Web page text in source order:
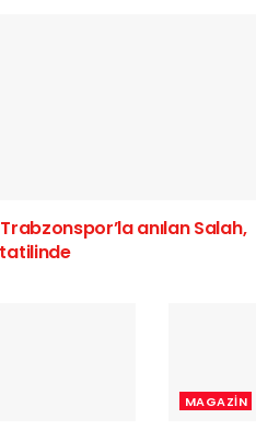
anılan Salah,
MAGAZIN